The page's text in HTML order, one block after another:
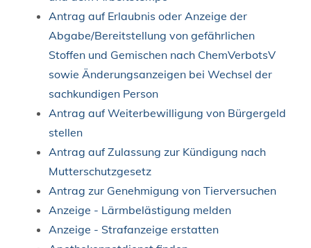
Antrag auf Erlaubnis oder Anzeige der
Abgabe/Bereitstellung von gefährlichen
Stoffen und Gemischen nach ChemVerbotsV
sowie Änderungsanzeigen bei Wechsel der
sachkundigen Person
Antrag auf Weiterbewilligung von Bürgergeld
stellen
Antrag auf Zulassung zur Kündigung nach
Mutterschutzgesetz
Antrag zur Genehmigung von Tierversuchen
Anzeige - Lärmbelästigung melden
Anzeige - Strafanzeige erstatten